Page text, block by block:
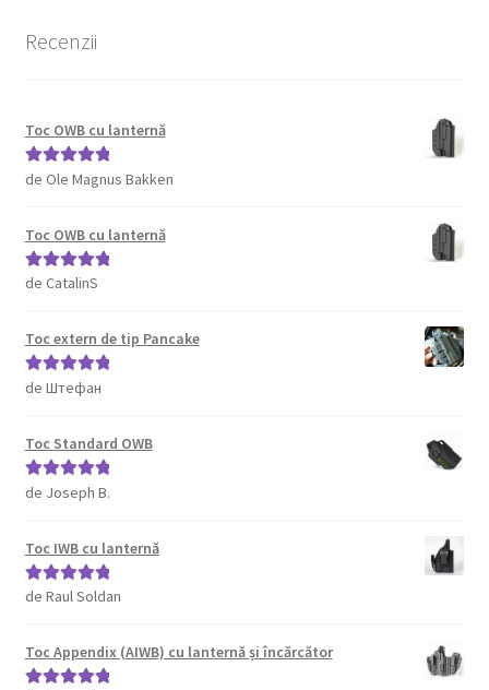
Recenzii
Toc OWB cu lanternă
Evaluat la5
de Ole Magnus Bakken
Toc OWB cu lanternă
Evaluat la5
de CatalinS
Toc extern de tip Pancake
Evaluat la5
de Штефан
Toc Standard OWB
Evaluat la5
de Joseph B.
Toc IWB cu lanternă
Evaluat la5
de Raul Soldan
Toc Appendix (AIWB) cu lanternă și încărcător